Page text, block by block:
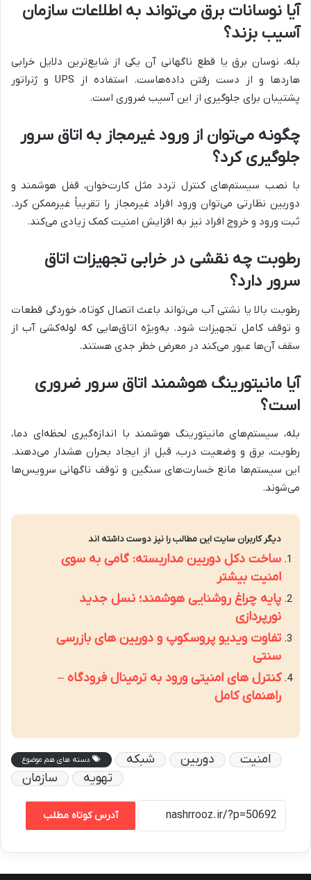
آیا نوسانات برق می‌تواند به اطلاعات سازمان
آسیب بزند؟
بله، نوسان برق یا قطع ناگهانی آن یکی از شایع‌ترین دلایل خرابی
هاردها و از دست رفتن داده‌هاست. استفاده از UPS و ژنراتور
پشتیبان برای جلوگیری از این آسیب ضروری است.
چگونه می‌توان از ورود غیرمجاز به اتاق سرور
جلوگیری کرد؟
با نصب سیستم‌های کنترل تردد مثل کارت‌خوان، قفل هوشمند و
دوربین نظارتی می‌توان ورود افراد غیرمجاز را تقریباً غیرممکن کرد.
ثبت ورود و خروج افراد نیز به افزایش امنیت کمک زیادی می‌کند.
رطوبت چه نقشی در خرابی تجهیزات اتاق
سرور دارد؟
رطوبت بالا یا نشتی آب می‌تواند باعث اتصال کوتاه، خوردگی قطعات
و توقف کامل تجهیزات شود. به‌ویژه اتاق‌هایی که لوله‌کشی آب از
سقف آن‌ها عبور می‌کند در معرض خطر جدی هستند.
آیا مانیتورینگ هوشمند اتاق سرور ضروری
است؟
بله، سیستم‌های مانیتورینگ هوشمند با اندازه‌گیری لحظه‌ای دما،
رطوبت، برق و وضعیت درب، قبل از ایجاد بحران هشدار می‌دهند.
این سیستم‌ها مانع خسارت‌های سنگین و توقف ناگهانی سرویس‌ها
می‌شوند.
دیگر کاربران سایت این مطالب را نیز دوست داشته اند
ساخت دکل دوربین مداربسته: گامی به سوی
امنیت بیشتر
پایه چراغ روشنایی هوشمند؛ نسل جدید
نورپردازی
تفاوت ویدیو پروسکوپ و دوربین های بازرسی
سنتی
کنترل های امنیتی ورود به ترمینال فرودگاه –
راهنمای کامل
دسته های هم موضوع شبکه دوربین
امنیت
سازمان
تهویه
آدرس کوتاه مطلب